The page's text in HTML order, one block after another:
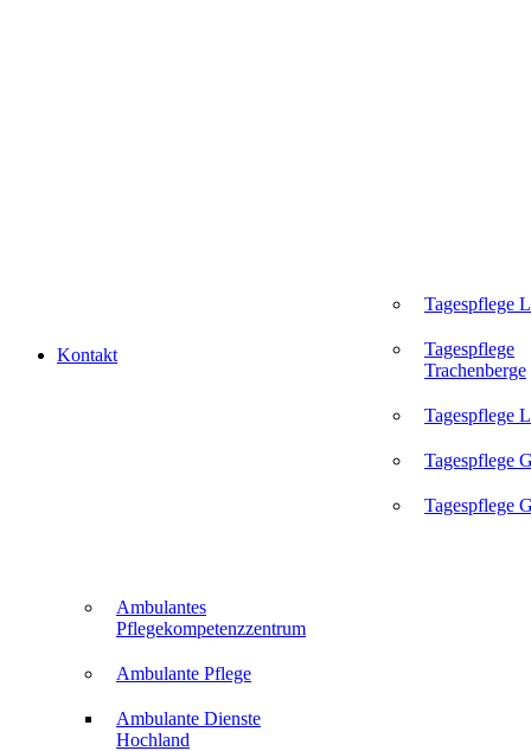
Kontakt
Ambulantes
Pflegekompetenzzentrum
Ambulante Pflege
Ambulante Dienste
Hochland
Tagespflege
Tagespflege
Trachenberge
Tagespflege
Tagespflege
Tagespflege